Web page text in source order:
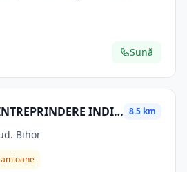
Sună
DRIMBEA SORIN INTREPRINDERE INDIVIDUALA 8.5 km
Bihor